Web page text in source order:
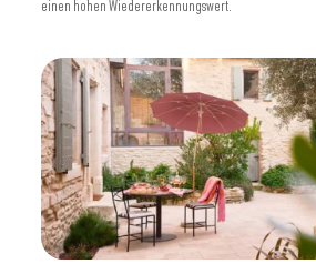
einen hohen Wiedererkennungswert.